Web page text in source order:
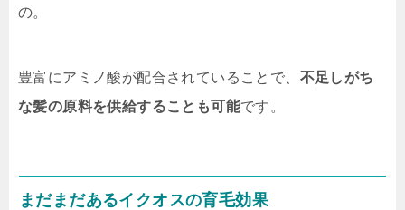
の。
豊富にアミノ酸が配合されていることで、 不足しがち
な髪の原料を供給することも可能です。
まだまだあるイクオスの育毛効果